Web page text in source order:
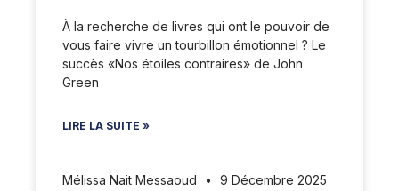
À la recherche de livres qui ont le pouvoir de
vous faire vivre un tourbillon émotionnel ? Le
succès «Nos étoiles contraires» de John
Green
LIRE LA SUITE »
Mélissa Nait Messaoud 9 Décembre 2025